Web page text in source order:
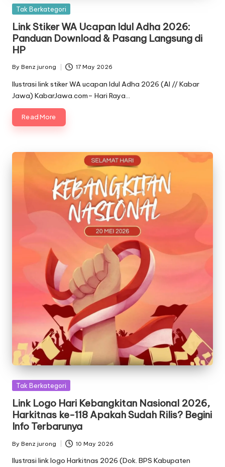
Posted
Tak Berkategori
Link Stiker WA Ucapan Idul Adha 2026:
Panduan Download & Pasang Langsung di
HP
Posted
by
By Benz jurong 17 May 2026
Ilustrasi link stiker WA ucapan Idul Adha 2026 (AI // Kabar
Jawa) KabarJawa.com– Hari Raya…
Read More
Posted
Tak Berkategori
Link Logo Hari Kebangkitan Nasional 2026,
Harkitnas ke-118 Apakah Sudah Rilis? Begini
Info Terbarunya
Posted
by
By Benz jurong 10 May 2026
Ilustrasi link logo Harkitnas 2026 (Dok. BPS Kabupaten